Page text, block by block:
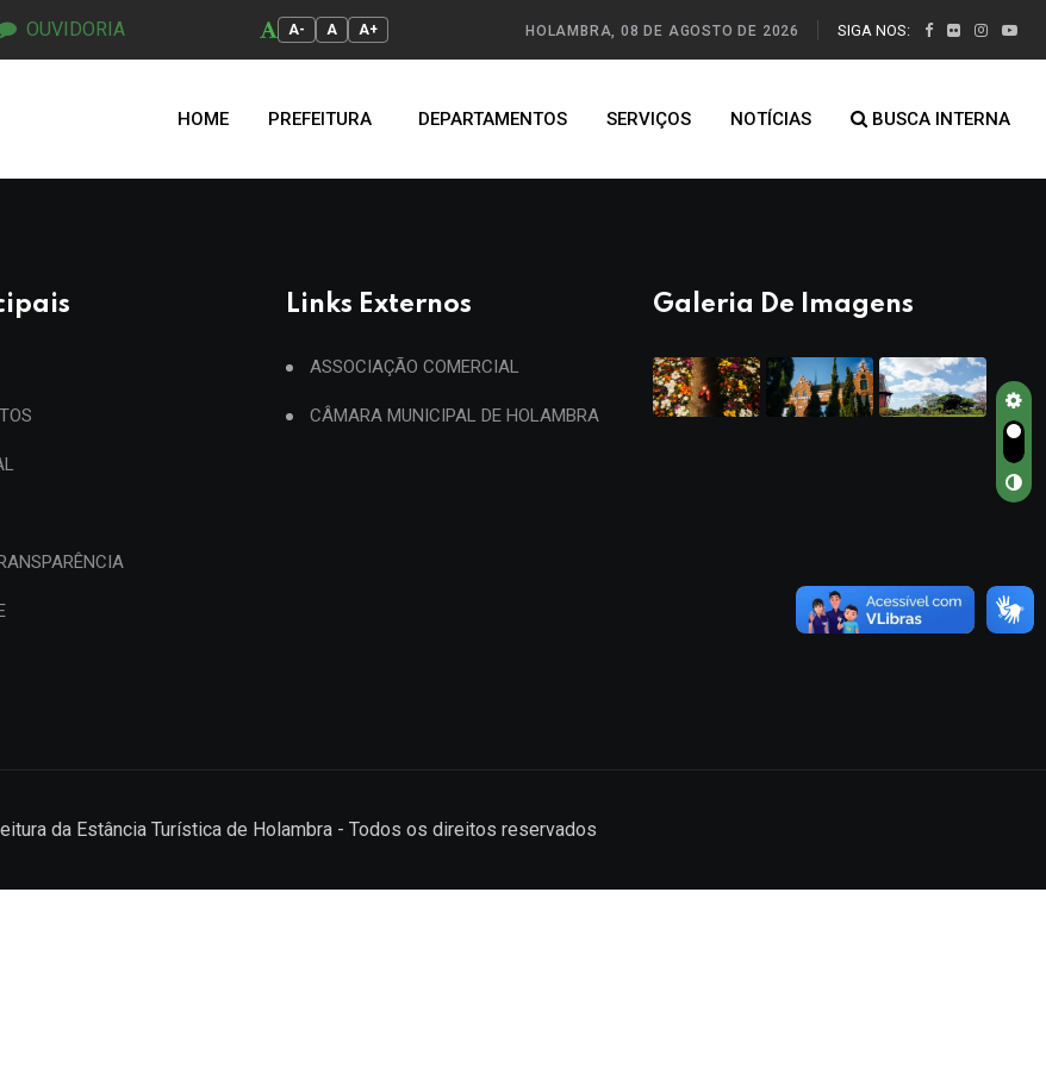
OUVIDORIA A- A A+ HOLAMBRA, 08 DE AGOSTO DE 2026 SIGA NOS:
HOME PREFEITURA DEPARTAMENTOS SERVIÇOS NOTÍCIAS BUSCA INTERNA
Links Externos
ASSOCIAÇÃO COMERCIAL
CÂMARA MUNICIPAL DE HOLAMBRA
Galeria De Imagens
da Estância Turística de Holambra - Todos os direitos reservados